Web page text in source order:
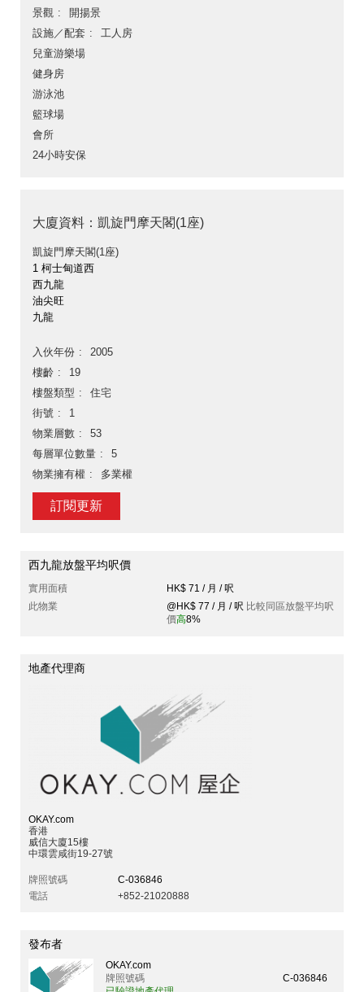
景觀
開揚景
設施／配套
工人房
兒童游樂場
健身房
游泳池
籃球場
會所
24小時安保
大廈資料：凱旋門摩天閣(1座)
凱旋門摩天閣(1座)
1 柯士甸道西
西九龍
油尖旺
九龍
入伙年份
2005
樓齡
19
樓盤類型
住宅
街號
1
物業層數
53
每層單位數量
5
物業擁有權
多業權
訂閱更新
西九龍放盤平均呎價
實用面積
HK$ 71 / 月 / 呎
此物業
@HK$ 77 / 月 / 呎 比較同區放盤平均呎
價高8%
地產代理商
OKAY.com
香港
威信大廈15樓
中環雲咸街19-27號
牌照號碼
C-036846
電話
+852-21020888
發布者
OKAY.com
牌照號碼
C-036846